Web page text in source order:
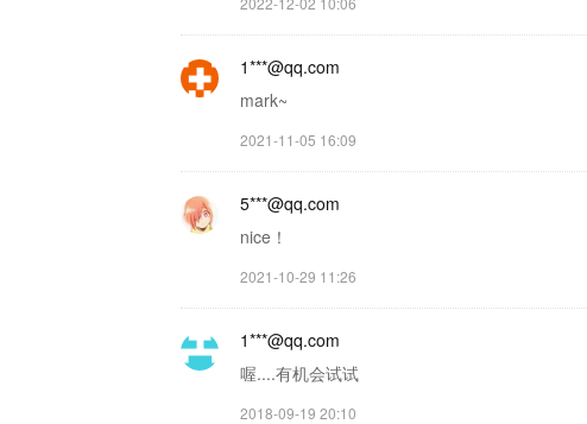
1***@qq.com
mark~
2021-11-05 16:09
5***@qq.com
nice！
2021-10-29 11:26
1***@qq.com
喔....有机会试试
2018-09-19 20:10